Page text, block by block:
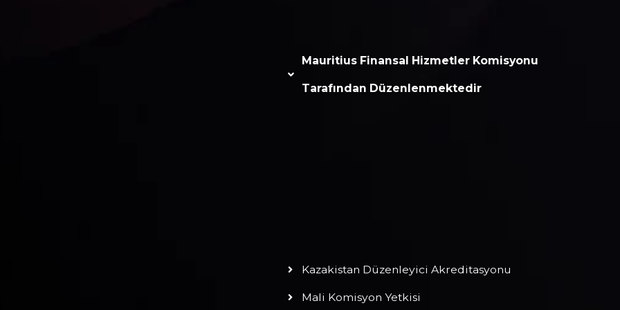
Mauritius Finansal Hizmetler Komisyonu
Tarafından Düzenlenmektedir
Kazakistan Düzenleyici Akreditasyonu
Mali Komisyon Yetkisi